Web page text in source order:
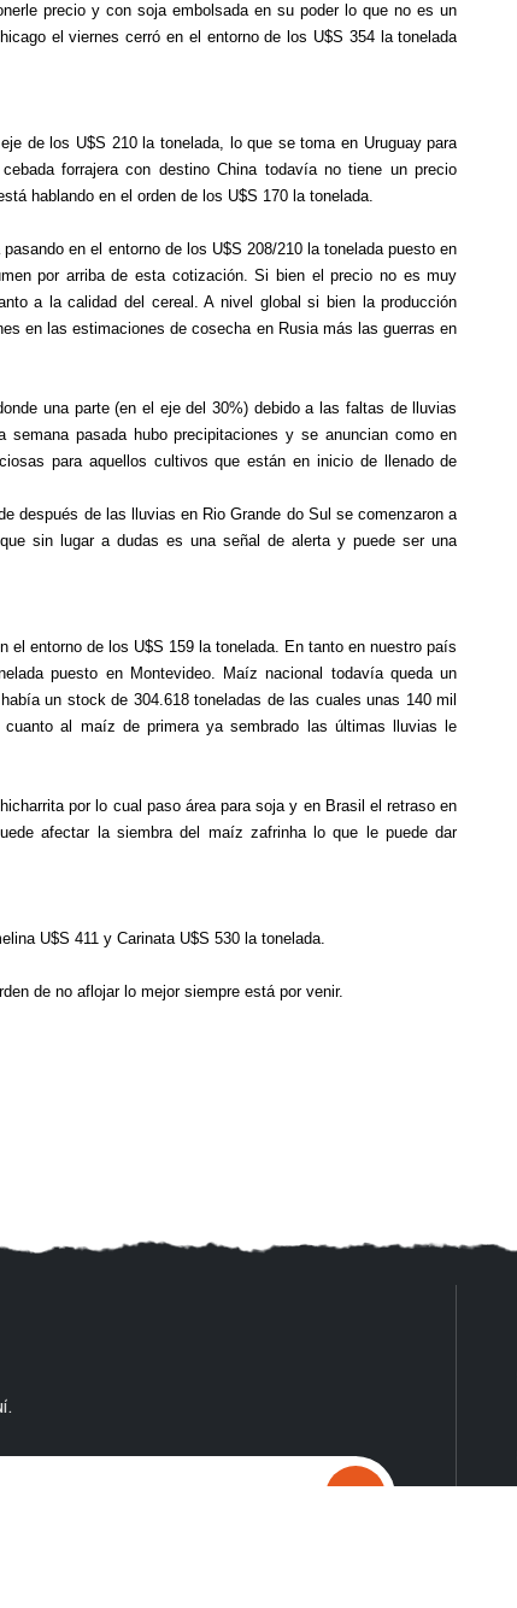
precio y con soja embolsada en su poder lo que no es un
el viernes cerró en el entorno de los U$S 354 la tonelada
de los U$S 210 la tonelada, lo que se toma en Uruguay para
forrajera con destino China todavía no tiene un precio
hablando en el orden de los U$S 170 la tonelada.
en el entorno de los U$S 208/210 la tonelada puesto en
por arriba de esta cotización. Si bien el precio no es muy
a la calidad del cereal. A nivel global si bien la producción
en las estimaciones de cosecha en Rusia más las guerras en
una parte (en el eje del 30%) debido a las faltas de lluvias
pasada hubo precipitaciones y se anuncian como en
para aquellos cultivos que están en inicio de llenado de
después de las lluvias en Rio Grande do Sul se comenzaron a
sin lugar a dudas es una señal de alerta y puede ser una
el entorno de los U$S 159 la tonelada. En tanto en nuestro país
puesto en Montevideo. Maíz nacional todavía queda un
un stock de 304.618 toneladas de las cuales unas 140 mil
al maíz de primera ya sembrado las últimas lluvias le
por lo cual paso área para soja y en Brasil el retraso en
afectar la siembra del maíz zafrinha lo que le puede dar
U$S 411 y Carinata U$S 530 la tonelada.
de no aflojar lo mejor siempre está por venir.